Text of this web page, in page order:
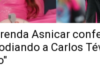
Asnicar
a Carlos